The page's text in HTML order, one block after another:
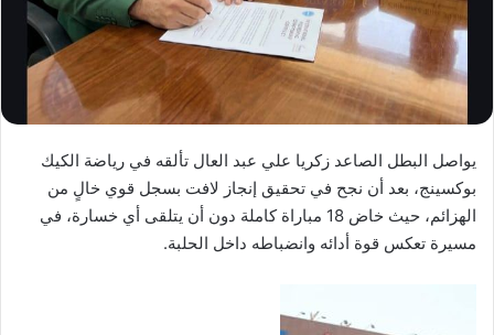
يواصل البطل الصاعد زكريا علي عبد العال تألقه في رياضة الكيك
بوكسينج، بعد أن نجح في تحقيق إنجاز لافت بسجل قوي خالٍ من
الهزائم، حيث خاض 18 مباراة كاملة دون أن يتلقى أي خسارة، في
مسيرة تعكس قوة أدائه وانضباطه داخل الحلبة.